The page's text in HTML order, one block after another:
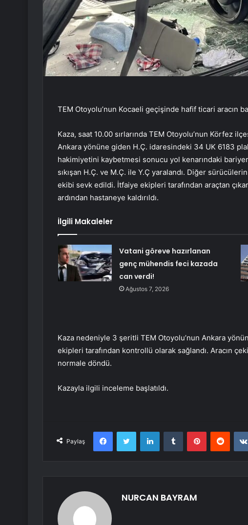
TEM Otoyolu’nun Kocaeli geçişinde hafif ticari aracın
Kaza, saat 10.00 sırlarında TEM Otoyolu’nun Körfez
Ankara yönüne giden H.Ç. idaresindeki 34 UK 6183
hakimiyetini kaybetmesi sonucu yol kenarındaki
sıkışan H.Ç. ve M.Ç. ile Y.Ç yaralandı. Diğer
ekibi sevk edildi. İtfaiye ekipleri tarafından araçtan
ardından hastaneye kaldırıldı.
İlgili Makaleler
Vatani göreve hazırlanan
genç mühendis feci kazada
can verdi!
Ağustos 7, 2026
Kaza nedeniyle 3 şeritli TEM Otoyolu’nun Ankara
ekipleri tarafından kontrollü olarak sağlandı. Aracın
normale döndü.
Kazayla ilgili inceleme başlatıldı.
Paylaş
FacebookTwitter LinkedInTumblr Pinterest
NURCAN BAYRAM